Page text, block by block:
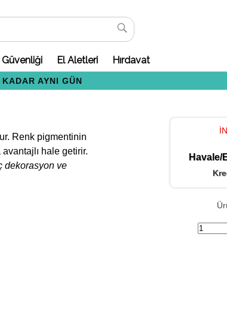
Güvenliği El Aletleri Hırdavat
ödemelerde %2 ek
Renk pigmentinin
hale getirir.
dekorasyon ve
Havale/